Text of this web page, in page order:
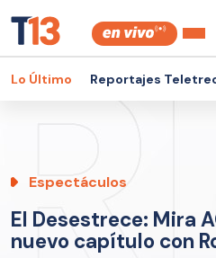
Lo Último Reportajes
Espectáculos
El Desestrece: Mira
nuevo capítulo con